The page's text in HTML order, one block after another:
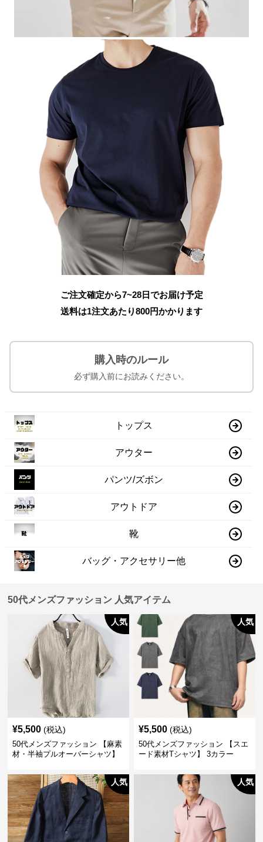
ご注文確定から7~28日でお届け予定
送料は1注文あたり800円かかります
購入時のルール
必ず購入前にお読みください。
トップス
アウター
パンツ/ズボン
アウトドア
靴
バッグ・アクセサリー他
50代メンズファッション 人気アイテム
人気
¥5,500 (税込)
50代メンズファッション 【麻素
材・半袖プルオーバーシャツ】
人気
¥5,500 (税込)
50代メンズファッション 【スエ
ード素材Tシャツ】 3カラー
人気 人気